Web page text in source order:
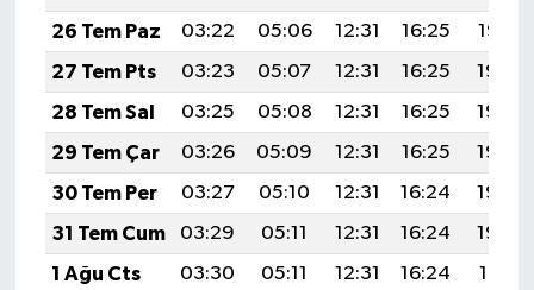
26 Tem Paz
03:22 05:06 12:31 16:25
19:47
27 Tem Pts
03:23 05:07 12:31 16:25
19:46
28 Tem Sal
03:25 05:08 12:31 16:25
19:45
29 Tem Çar
03:26 05:09 12:31 16:25
19:44
30 Tem Per
03:27 05:10 12:31 16:24
19:43
31 Tem Cum
03:29 05:11 12:31 16:24
19:42
1 Ağu Cts
03:30 05:11 12:31 16:24
19:41